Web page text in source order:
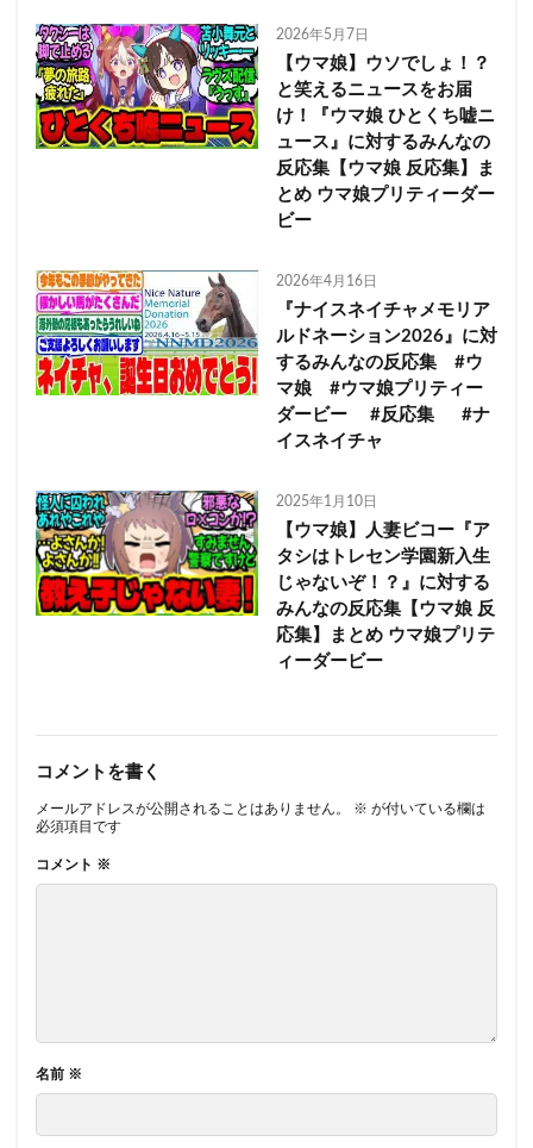
2026年5月7日
【ウマ娘】ウソでしょ！？
と笑えるニュースをお届
け！『ウマ娘 ひとくち嘘ニ
ュース』に対するみんなの
反応集【ウマ娘 反応集】ま
とめ ウマ娘プリティーダー
ビー
2026年4月16日
『ナイスネイチャメモリア
ルドネーション2026』に対
するみんなの反応集 #ウ
マ娘 #ウマ娘プリティー
ダービー #反応集 #ナ
イスネイチャ
2025年1月10日
【ウマ娘】人妻ビコー『ア
タシはトレセン学園新入生
じゃないぞ！？』に対する
みんなの反応集【ウマ娘 反
応集】まとめ ウマ娘プリテ
ィーダービー
コメントを書く
メールアドレスが公開されることはありません。 ※ が付いている欄は
必須項目です
コメント ※
名前 ※